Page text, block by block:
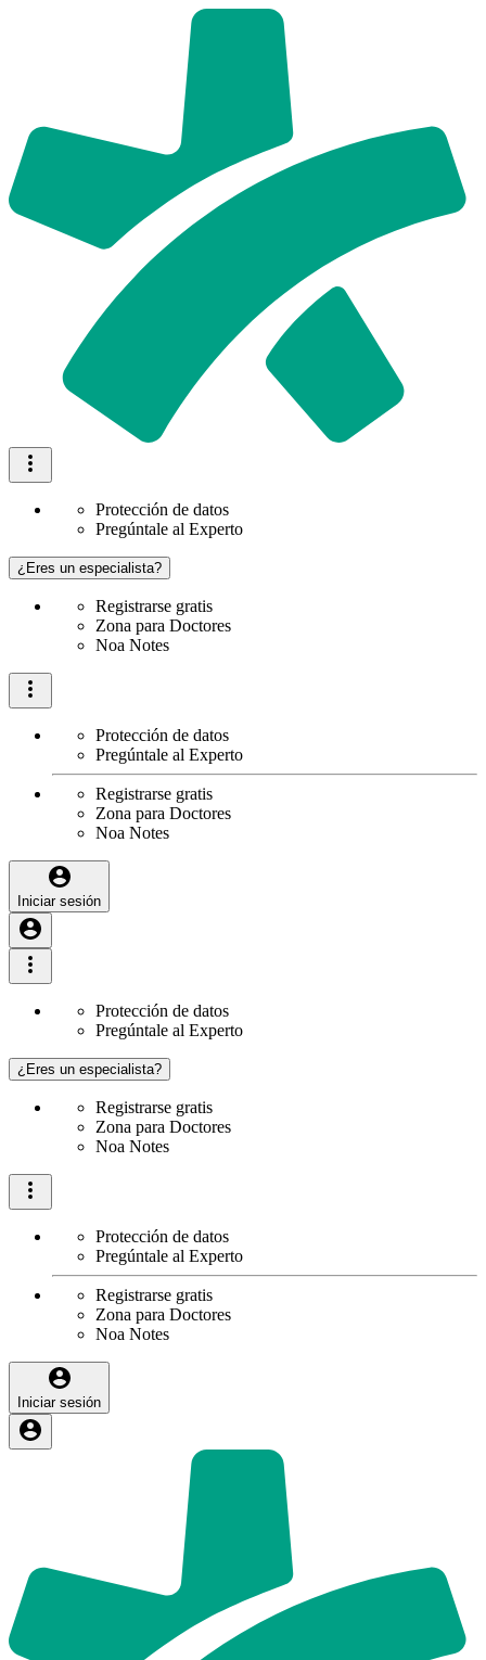
Protección de datos
Pregúntale al Experto
¿Eres un especialista?
Registrarse gratis
Zona para Doctores
Noa Notes
Protección de datos
Pregúntale al Experto
Registrarse gratis
Zona para Doctores
Noa Notes
Iniciar sesión
Protección de datos
Pregúntale al Experto
¿Eres un especialista?
Registrarse gratis
Zona para Doctores
Noa Notes
Protección de datos
Pregúntale al Experto
Registrarse gratis
Zona para Doctores
Noa Notes
Iniciar sesión